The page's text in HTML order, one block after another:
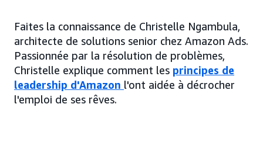
Faites la connaissance de Christelle Ngambula,
architecte de solutions senior chez Amazon Ads.
Passionnée par la résolution de problèmes,
Christelle explique comment les principes de
leadership d'Amazon l'ont aidée à décrocher
l'emploi de ses rêves.